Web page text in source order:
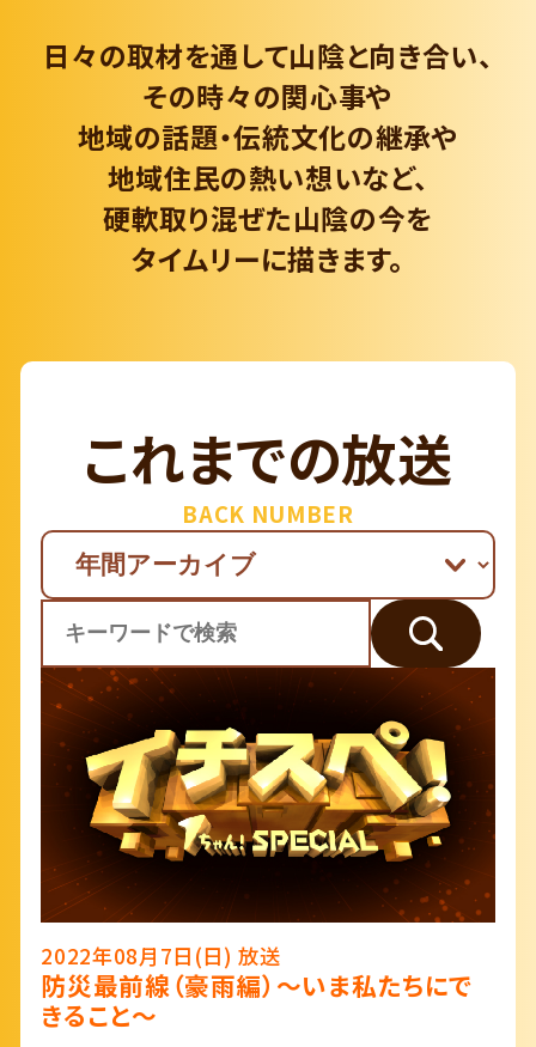
日々の取材を通して山陰と向き合い、
その時々の関心事や
地域の話題・伝統文化の継承や
地域住民の熱い想いなど、
硬軟取り混ぜた山陰の今を
タイムリーに描きます。
これまでの放送
BACK NUMBER
2022年08月7日(日) 放送
防災最前線（豪雨編）～いま私たちにで
きること～